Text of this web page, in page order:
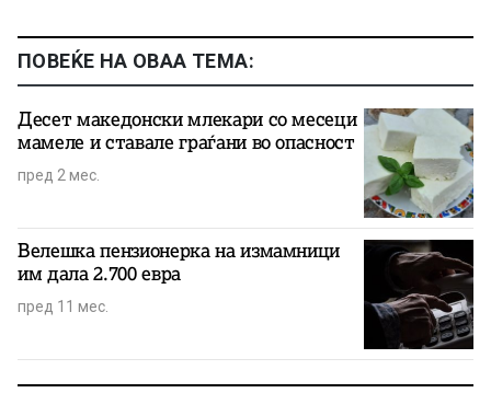
ПОВЕЌЕ НА ОВАА ТЕМА:
Десет македонски млекари со месеци
мамеле и ставале граѓани во опасност
пред 2 мес.
Велешка пензионерка на измамници
им дала 2.700 евра
пред 11 мес.